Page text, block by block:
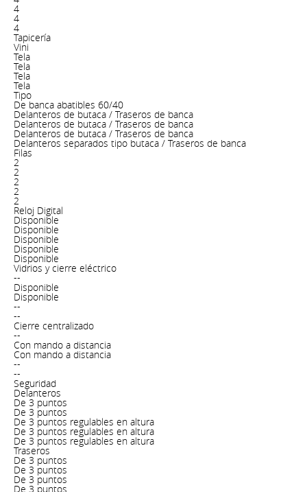
4
4
4
Tapicería
Vini
Tela
Tela
Tela
Tela
Tipo
De banca abatibles 60/40
Delanteros de butaca / Traseros de banca
Delanteros de butaca / Traseros de banca
Delanteros de butaca / Traseros de banca
Delanteros separados tipo butaca / Traseros de banca
Filas
2
2
2
2
2
Reloj Digital
Disponible
Disponible
Disponible
Disponible
Disponible
Vidrios y cierre eléctrico
--
Disponible
Disponible
--
--
Cierre centralizado
--
Con mando a distancia
Con mando a distancia
--
--
Seguridad
Delanteros
De 3 puntos
De 3 puntos
De 3 puntos regulables en altura
De 3 puntos regulables en altura
De 3 puntos regulables en altura
Traseros
De 3 puntos
De 3 puntos
De 3 puntos
De 3 puntos